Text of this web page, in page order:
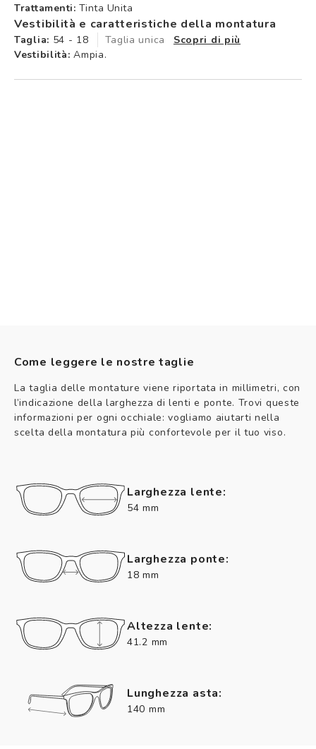
Trattamenti: Tinta Unita
Vestibilità e caratteristiche della montatura
Taglia: 54 - 18 Taglia unica
Scopri di più
Vestibilità: Ampia.
Come leggere le nostre taglie
La taglia delle montature viene riportata in millimetri, con
l’indicazione della larghezza di lenti e ponte. Trovi queste
informazioni per ogni occhiale: vogliamo aiutarti nella
scelta della montatura più confortevole per il tuo viso.
Larghezza lente:
54 mm
Larghezza ponte:
18 mm
Altezza lente:
41.2 mm
Lunghezza asta:
140 mm